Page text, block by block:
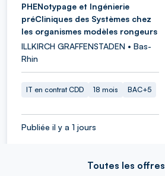
PHENotypage et Ingénierie
préCliniques des Systèmes chez
les organismes modèles rongeurs
ILLKIRCH GRAFFENSTADEN • Bas-
Rhin
IT en contrat CDD 18 mois BAC+5
Publiée il y a 1 jours
Toutes les offres